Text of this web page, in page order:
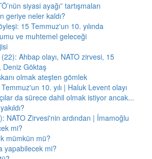
siyasi ayağı” tartışmaları
geriye neler kaldı?
15 Temmuz'un 10. yılında
ve muhtemel geleceği
Ahbap olayı, NATO zirvesi, 15
Deniz Göktaş
olmak ateşten gömlek
10. yılı | Haluk Levent olayı
da sürece dahil olmak istiyor ancak...
NATO Zirvesi'nin ardından | İmamoğlu
mi?
mümkün mü?
yapabilecek mi?